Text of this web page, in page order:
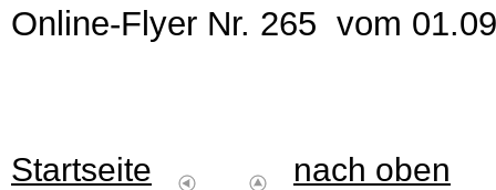
Online-Flyer Nr. 265 vom
Startseite
nach oben